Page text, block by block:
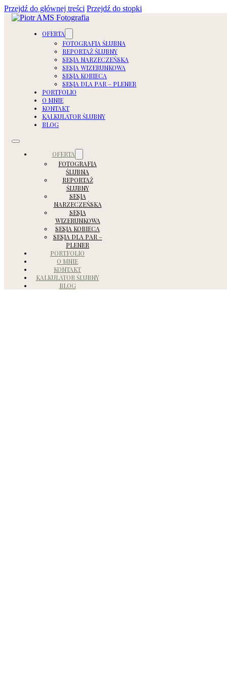
Przejdź do głównej treści Przejdź do stopki
OFERTA
FOTOGRAFIA ŚLUBNA
REPORTAŻ ŚLUBNY
SESJA NARZECZEŃSKA
SESJA WIZERUNKOWA
SESJA KOBIECA
SESJA DLA PAR – PLENER
PORTFOLIO
O MNIE
KONTAKT
KALKULATOR ŚLUBNY
BLOG
OFERTA
FOTOGRAFIA
ŚLUBNA
REPORTAŻ
ŚLUBNY
SESJA
NARZECZEŃSKA
SESJA
WIZERUNKOWA
SESJA KOBIECA
SESJA DLA PAR –
PLENER
PORTFOLIO
O MNIE
KONTAKT
KALKULATOR ŚLUBNY
BLOG